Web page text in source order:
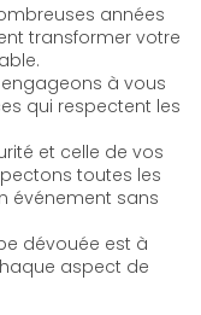
années
transformer votre
engageons à vous
qui respectent les
et celle de vos
toutes les
événement sans
dévouée est à
aspect de